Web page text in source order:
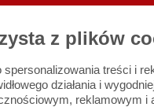
z plików
treści i
działania i
reklamowym
się 3024